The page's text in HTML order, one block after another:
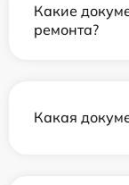
Какие
ремонта?
Какая